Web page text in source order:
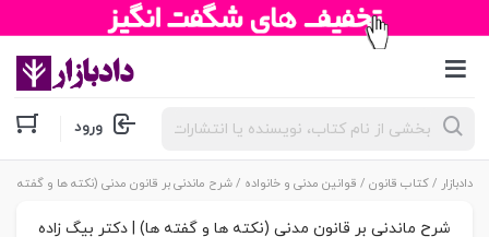
جستجوی
محصولات ورود
دادبازار /کتاب قانون / قوانین مدنی و خانواده / شرح ماندنی بر قانون مدنی (نکته ها و گفته
شرح ماندنی بر قانون مدنی (نکته ها و گفته ها) | دکتر بیگ زاده